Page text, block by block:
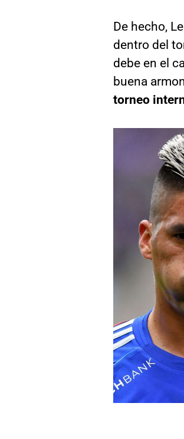
De hecho,
dentro del
debe en el
buena
torneo